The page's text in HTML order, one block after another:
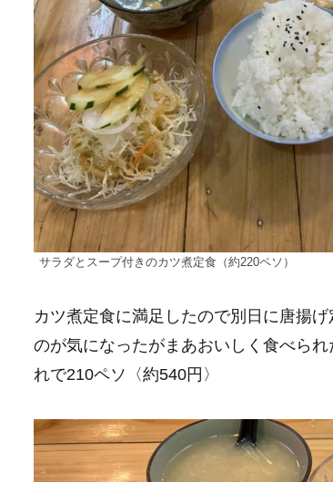
サラダとスープ付きのカツ煮定食（約220ペソ）
カツ煮定食に満足したので別日に唐揚
のが気になったがまあおいしく食べら
れで210ペソ〈約540円〉